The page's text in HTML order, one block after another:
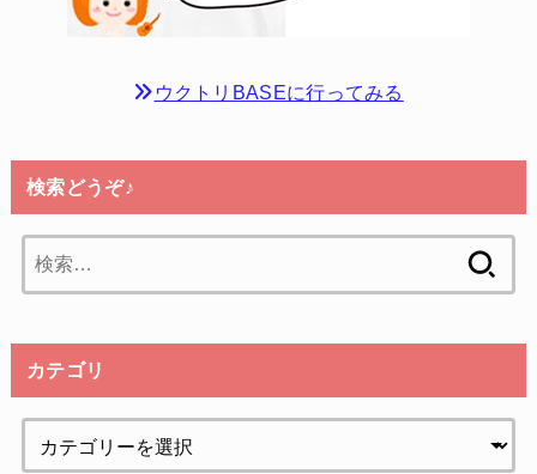
ウクトリBASEに行ってみる
検索どうぞ♪
索:
カテゴリ